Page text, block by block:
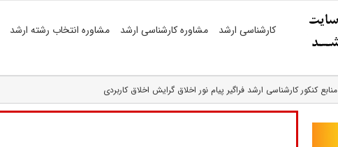
کارشناسی ارشد مشاوره کارشناسی ارشد مشاوره انتخاب رشته ارشد
منابع کنکور کارشناسی ارشد فراگیر پیام نور اخلاق گرایش اخلاق کاربردی